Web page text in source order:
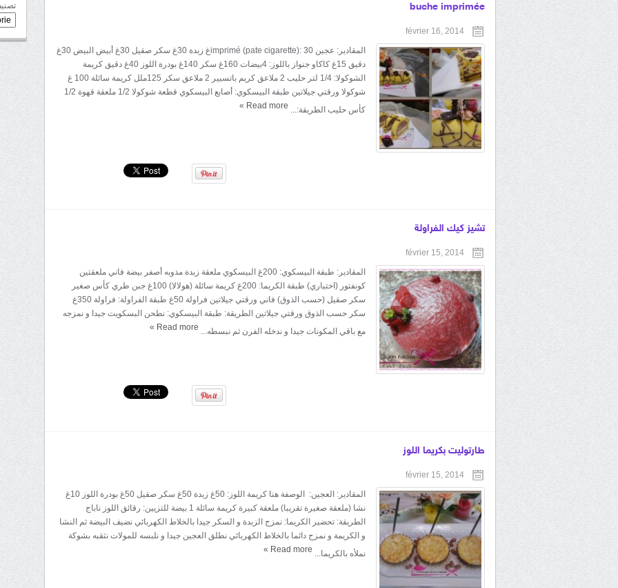
buche imprimée
février 16, 2014
المقادير: عجين imprimé (pate cigarette): 30غ زبدة 30غ سكر صقيل 30غ أبيض البيض 30غ
دقيق 15غ كاكاو جنواز باللوز: 4بيضات 160غ سكر 140غ بودرة اللوز 40غ دقيق كريمة
الشوكولا: 1/4 لتر حليب 2 ملاعق كريم باتسيير 2 ملاعق سكر 125ملل كريمة سائلة 100 غ
شوكولا ورقتي جيلاتين طبقة البيسكوي: أصابع البيسكوي قطعة شوكولا 1/2 ملعقة قهوة 1/2
كأس حليب الطريقة:... Read more
»
تشيز كيك الفراولة
février 15, 2014
المقادير: طبقة البيسكوي: 200غ البيسكوي ملعقة زبدة مذوبه أصفر بيضة فاني ملعقتين
كونفتور (اختياري) طبقة الكريما: 200غ كريمة سائلة (هولالا) 100غ جبن طري كأس صغير
سكر صقيل (حسب الذوق) فاني ورقتي جيلاتين فراولة 50غ طبقة الفراولة: فراولة 350غ
سكر حسب الذوق ورقتي جيلاتين الطريقة: طبقة البيسكوي: نطحن البسكويت جيدا و نمزجه
مع باقي المكونات جيدا و ندخله الفرن ثم نبسطه... Read more
»
طارتوليت بكريما اللوز
février 15, 2014
المقادير: العجين: الوصفة هنا كريمة اللوز: 50غ زبدة 50غ سكر صقيل 50غ بودرة اللوز 10غ
نشا (ملعقة صغيرة تقريبا) ملعقة كبيرة كريمة سائلة 1 بيضة للتزيين: رقائق اللوز ناباج
الطريقة: تحضير الكريما: نمزج الزبدة و السكر جيدا بالخلاط الكهربائي نضيف البيضة ثم النشا
و الكريمة و نمزج دائما بالخلاط الكهربائي نطلق العجين جيدا و نلبسه للمولات نثقبه بشوكة
نملأه بالكريما... Read more
»